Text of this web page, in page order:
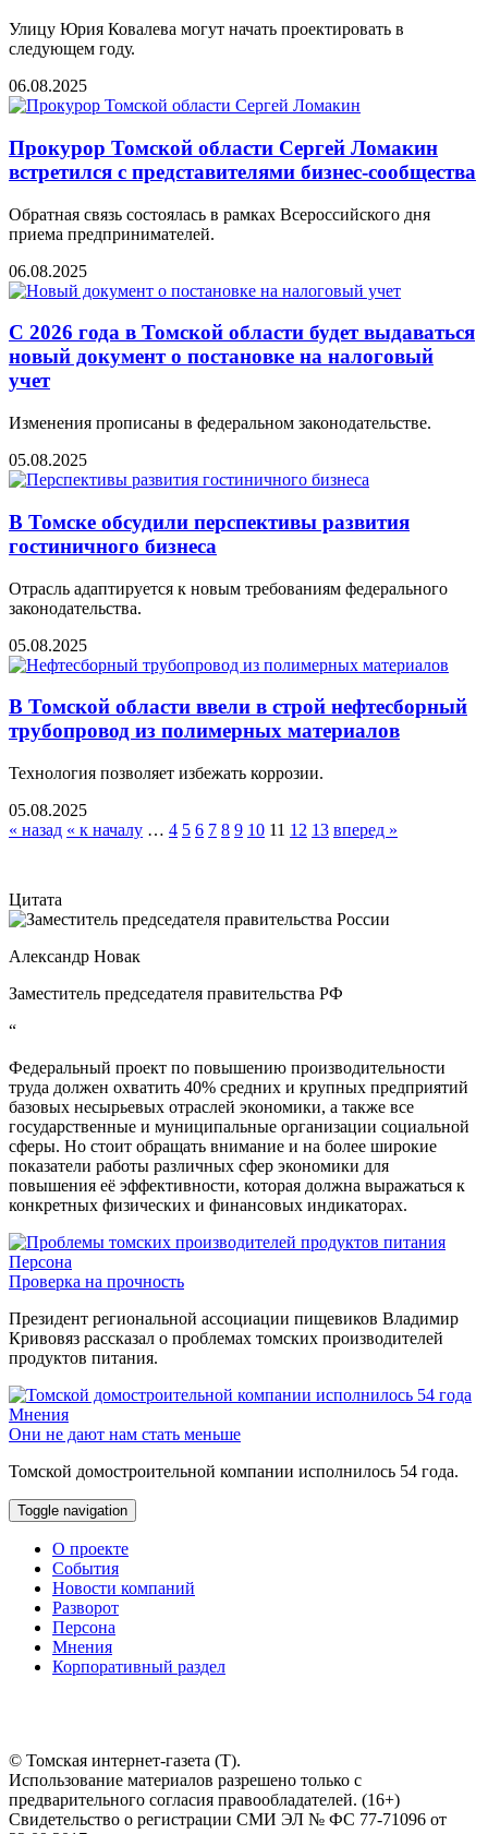
Улицу Юрия Ковалева могут начать проектировать в
следующем году.
06.08.2025
Прокурор Томской области Сергей Ломакин
встретился с представителями бизнес-сообщества
Обратная связь состоялась в рамках Всероссийского дня
приема предпринимателей.
06.08.2025
С 2026 года в Томской области будет выдаваться
новый документ о постановке на налоговый
учет
Изменения прописаны в федеральном законодательстве.
05.08.2025
В Томске обсудили перспективы развития
гостиничного бизнеса
Отрасль адаптируется к новым требованиям федерального
законодательства.
05.08.2025
В Томской области ввели в строй нефтесборный
трубопровод из полимерных материалов
Технология позволяет избежать коррозии.
05.08.2025
« назад « к началу … 4 5 6 7 8 9 10 11 12 13 вперед »
Цитата
Александр Новак
Заместитель председателя правительства РФ
“
Федеральный проект по повышению производительности
труда должен охватить 40% средних и крупных предприятий
базовых несырьевых отраслей экономики, а также все
государственные и муниципальные организации социальной
сферы. Но стоит обращать внимание и на более широкие
показатели работы различных сфер экономики для
повышения её эффективности, которая должна выражаться к
конкретных физических и финансовых индикаторах.
Персона
Проверка на прочность
Президент региональной ассоциации пищевиков Владимир
Кривовяз рассказал о проблемах томских производителей
продуктов питания.
Мнения
Они не дают нам стать меньше
Томской домостроительной компании исполнилось 54 года.
Toggle navigation
О проекте
События
Новости компаний
Разворот
Персона
Мнения
Корпоративный раздел
© Томская интернет-газета (Т).
Использование материалов разрешено только с
предварительного согласия правообладателей. (16+)
Свидетельство о регистрации СМИ ЭЛ № ФС 77-71096 от